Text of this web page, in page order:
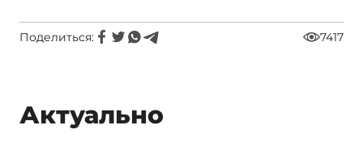
Поделиться: 7417
Актуально